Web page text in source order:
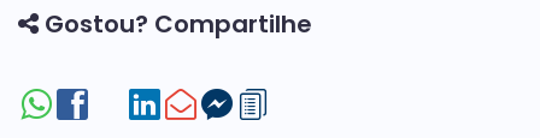
Gostou? Compartilhe